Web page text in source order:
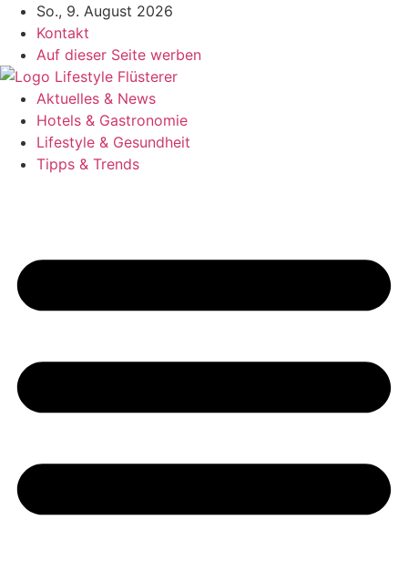
Zum
Inhalt
springen
So., 9. August 2026
Kontakt
Auf dieser Seite werben
Aktuelles & News
Hotels & Gastronomie
Lifestyle & Gesundheit
Tipps & Trends